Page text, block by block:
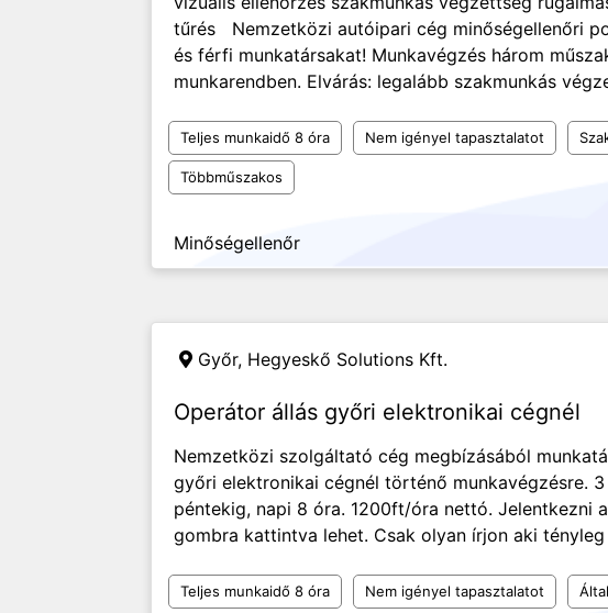
tűrés Nemzetközi autóipari cég minőségellenőri
és férfi munkatársakat! Munkavégzés három
munkarendben. Elvárás: legalább szakmunkás
Teljes munkaidő 8 óra Nem igényel tapasztalatot
Többműszakos
Minőségellenőr
Győr, Hegyeskő Solutions Kft.
Operátor állás győri elektronikai cégnél
Nemzetközi szolgáltató cég megbízásából
győri elektronikai cégnél történő munkavégzésre.
péntekig, napi 8 óra. 1200ft/óra nettó. Jelentkezni
gombra kattintva lehet. Csak olyan írjon aki
Teljes munkaidő 8 óra Nem igényel tapasztalatot